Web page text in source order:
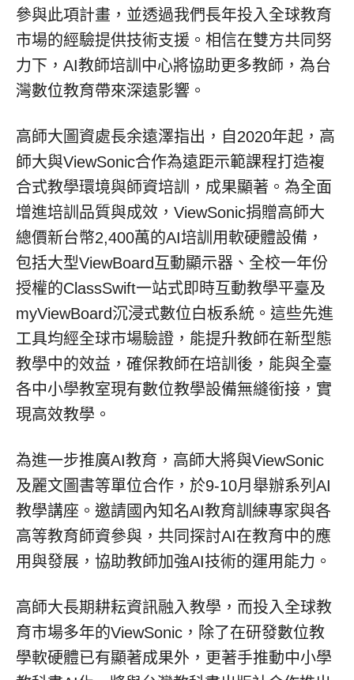
參與此項計畫，並透過我們長年投入全球教育
市場的經驗提供技術支援。相信在雙方共同努
力下，AI教師培訓中心將協助更多教師，為台
灣數位教育帶來深遠影響。
高師大圖資處長余遠澤指出，自2020年起，高
師大與ViewSonic合作為遠距示範課程打造複
合式教學環境與師資培訓，成果顯著。為全面
增進培訓品質與成效，ViewSonic捐贈高師大
總價新台幣2,400萬的AI培訓用軟硬體設備，
包括大型ViewBoard互動顯示器、全校一年份
授權的ClassSwift一站式即時互動教學平臺及
myViewBoard沉浸式數位白板系統。這些先進
工具均經全球市場驗證，能提升教師在新型態
教學中的效益，確保教師在培訓後，能與全臺
各中小學教室現有數位教學設備無縫銜接，實
現高效教學。
為進一步推廣AI教育，高師大將與ViewSonic
及麗文圖書等單位合作，於9-10月舉辦系列AI
教學講座。邀請國內知名AI教育訓練專家與各
高等教育師資參與，共同探討AI在教育中的應
用與發展，協助教師加強AI技術的運用能力。
高師大長期耕耘資訊融入教學，而投入全球教
育市場多年的ViewSonic，除了在研發數位教
學軟硬體已有顯著成果外，更著手推動中小學